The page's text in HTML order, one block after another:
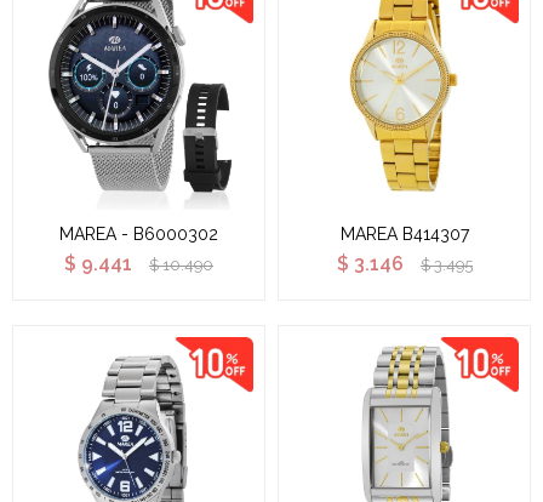
MAREA - B6000302
$ 9.441 $ 10.490
MAREA B414307
$ 3.146 $ 3.495